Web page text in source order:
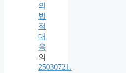
의
법
적
대
응
의
25030721.